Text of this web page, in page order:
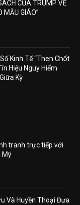
CỦA TRUMP VỀ
MẪU GIÁO”
Kinh Tế “Then Chốt
Hiệu Nguy Hiểm
Kỳ
tranh trực tiếp với
Mỹ
Và Huyền Thoại Đưa